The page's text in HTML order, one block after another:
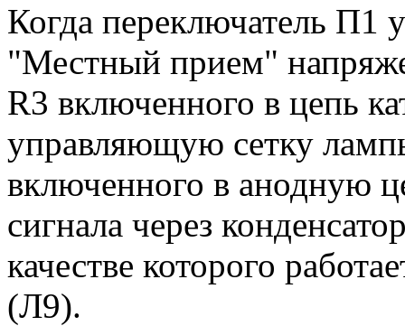
Когда переключатель П1
"Местный прием"
R3 включенного в цепь
управляющую сетку
включенного в анодную
сигнала через
качестве которого
(Л9).